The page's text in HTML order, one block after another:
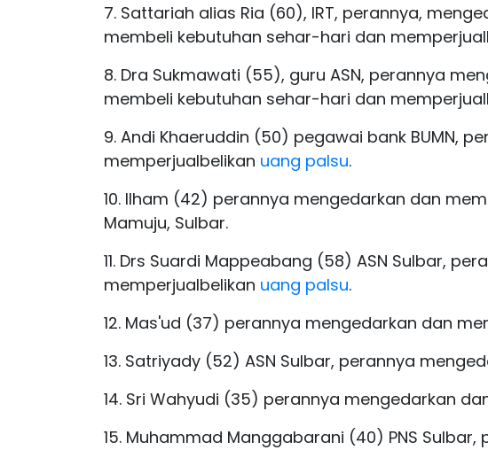
7. Sattariah alias Ria (60), IRT, perannya,
membeli kebutuhan sehar-hari dan
8. Dra Sukmawati (55), guru ASN, perannya
membeli kebutuhan sehar-hari dan
9. Andi Khaeruddin (50) pegawai bank BUMN,
memperjualbelikan uang palsu.
10. Ilham (42) perannya mengedarkan dan
Mamuju, Sulbar.
11. Drs Suardi Mappeabang (58) ASN Sulbar,
memperjualbelikan uang palsu.
12. Mas'ud (37) perannya mengedarkan dan
13. Satriyady (52) ASN Sulbar, perannya
14. Sri Wahyudi (35) perannya mengedarkan
15. Muhammad Manggabarani (40) PNS